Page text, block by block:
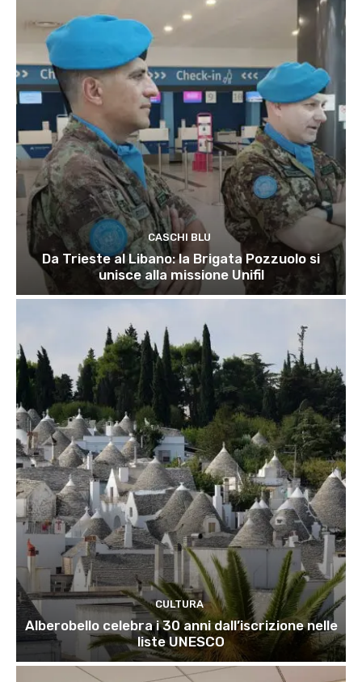
CASCHI BLU
Da Trieste al Libano: la Brigata Pozzuolo si
unisce alla missione Unifil
CULTURA
Alberobello celebra i 30 anni dall’iscrizione nelle
liste UNESCO